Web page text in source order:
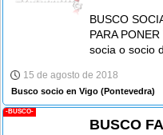
BUSCO
PARA
socia o socio
15 de agosto de 2018
Busco socio en Vigo (Pontevedra)
-BUSCO-
BUSCO